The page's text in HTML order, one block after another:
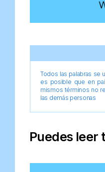
Todos las palabras se
es posible que en
mismos términos no
las demás personas
Puedes leer